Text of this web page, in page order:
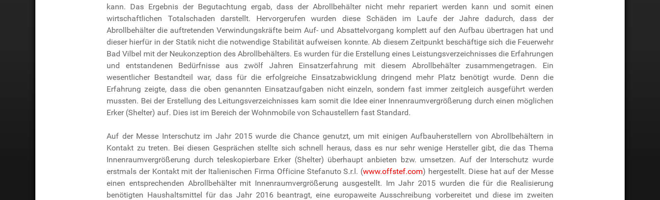
kann. Das Ergebnis der Begutachtung ergab, dass der Abrollbehälter nicht mehr repariert werden kann und somit einen
wirtschaftlichen Totalschaden darstellt. Hervorgerufen wurden diese Schäden im Laufe der Jahre dadurch, dass der
Abrollbehälter die auftretenden Verwindungskräfte beim Auf- und Absattelvorgang komplett auf den Aufbau übertragen hat und
dieser hierfür in der Statik nicht die notwendige Stabilität aufweisen konnte. Ab diesem Zeitpunkt beschäftige sich die Feuerwehr
Bad Vilbel mit der Neukonzeption des Abrollbehälters. Es wurden für die Erstellung eines Leistungsverzeichnisses die Erfahrungen
und entstandenen Bedürfnisse aus zwölf Jahren Einsatzerfahrung mit diesem Abrollbehälter zusammengetragen. Ein
wesentlicher Bestandteil war, dass für die erfolgreiche Einsatzabwicklung dringend mehr Platz benötigt wurde. Denn die
Erfahrung zeigte, dass die oben genannten Einsatzaufgaben nicht einzeln, sondern fast immer zeitgleich ausgeführt werden
mussten. Bei der Erstellung des Leitungsverzeichnisses kam somit die Idee einer Innenraumvergrößerung durch einen möglichen
Erker (Shelter) auf. Dies ist im Bereich der Wohnmobile von Schaustellern fast Standard.
Auf der Messe Interschutz im Jahr 2015 wurde die Chance genutzt, um mit einigen Aufbauherstellern von Abrollbehältern in
Kontakt zu treten. Bei diesen Gesprächen stellte sich schnell heraus, dass es nur sehr wenige Hersteller gibt, die das Thema
Innenraumvergrößerung durch teleskopierbare Erker (Shelter) überhaupt anbieten bzw. umsetzen. Auf der Interschutz wurde
erstmals der Kontakt mit der Italienischen Firma Officine Stefanuto S.r.l. (www.offstef.com) hergestellt. Diese hat auf der Messe
einen entsprechenden Abrollbehälter mit Innenraumvergrößerung ausgestellt. Im Jahr 2015 wurden die für die Realisierung
benötigten Haushaltsmittel für das Jahr 2016 beantragt, eine europaweite Ausschreibung vorbereitet und diese im zweiten